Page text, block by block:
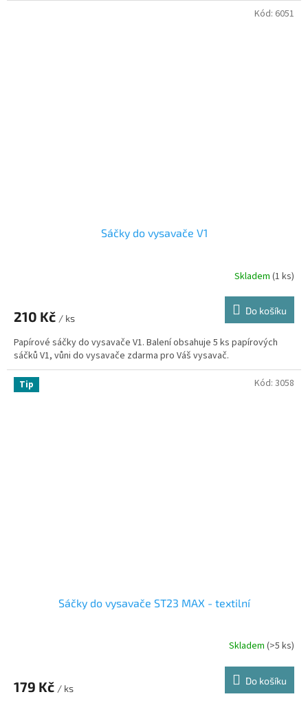
Sáčky do vysavače V1
Skladem (1 ks)
210 Kč / ks
Do košíku
Papírové sáčky do vysavače V1. Balení obsahuje 5 ks papírových
sáčků V1, vůni do vysavače zdarma pro Váš vysavač.
Kód: 6051
Tip
Sáčky do vysavače ST23 MAX - textilní
Skladem (>5 ks)
179 Kč / ks
Do košíku
Kód: 3058